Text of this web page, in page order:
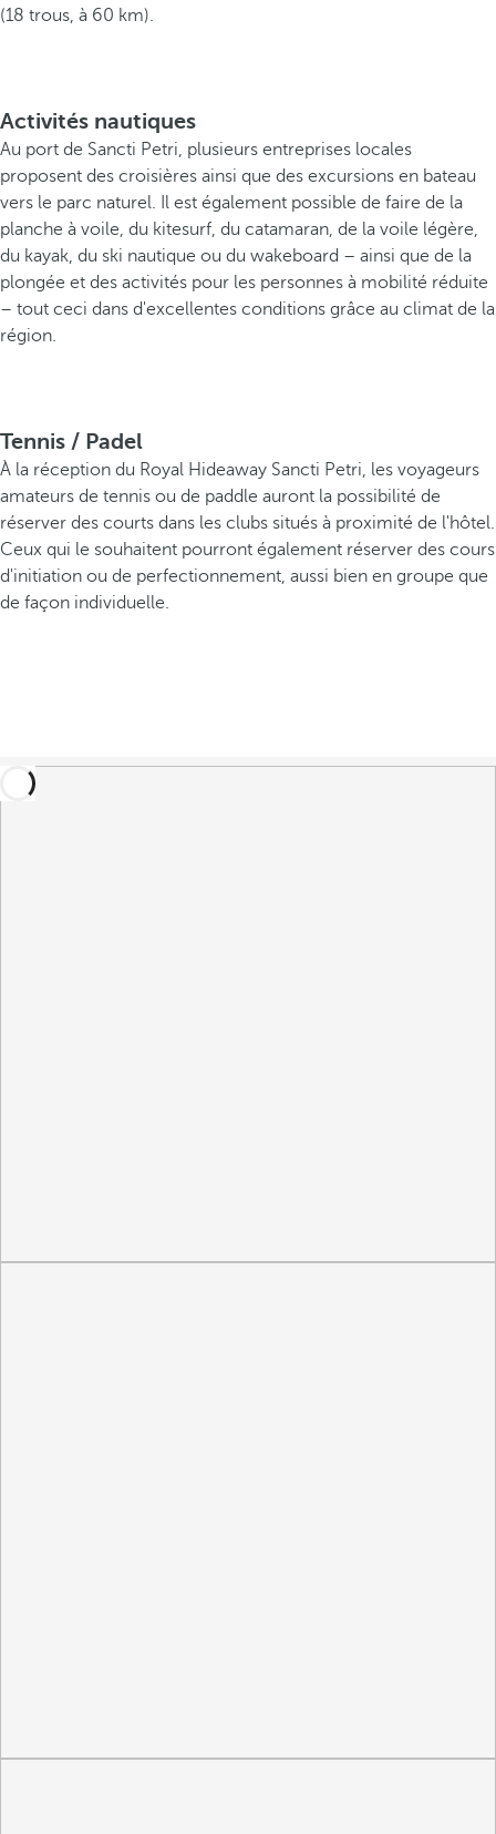
(18 trous, à 60 km).
Activités nautiques
Au port de Sancti Petri, plusieurs entreprises locales
proposent des croisières ainsi que des excursions en bateau
vers le parc naturel. Il est également possible de faire de la
planche à voile, du kitesurf, du catamaran, de la voile légère,
du kayak, du ski nautique ou du wakeboard – ainsi que de la
plongée et des activités pour les personnes à mobilité réduite
– tout ceci dans d'excellentes conditions grâce au climat de la
région.
Tennis / Padel
À la réception du Royal Hideaway Sancti Petri, les voyageurs
amateurs de tennis ou de paddle auront la possibilité de
réserver des courts dans les clubs situés à proximité de l'hôtel.
Ceux qui le souhaitent pourront également réserver des cours
d'initiation ou de perfectionnement, aussi bien en groupe que
de façon individuelle.